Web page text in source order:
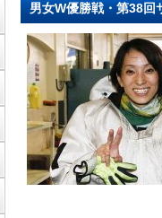
男女W優勝戦・第38回